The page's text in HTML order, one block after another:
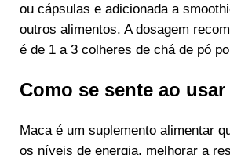
ou cápsulas e adicionada a
outros alimentos. A dosagem
é de 1 a 3 colheres de chá de pó
Como se sente ao usar
Maca é um suplemento alimentar
os níveis de energia, melhorar a